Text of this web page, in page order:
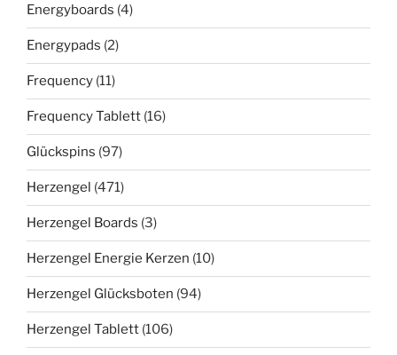
Energyboards (4)
Energypads (2)
Frequency (11)
Frequency Tablett (16)
Glückspins (97)
Herzengel (471)
Herzengel Boards (3)
Herzengel Energie Kerzen (10)
Herzengel Glücksboten (94)
Herzengel Tablett (106)